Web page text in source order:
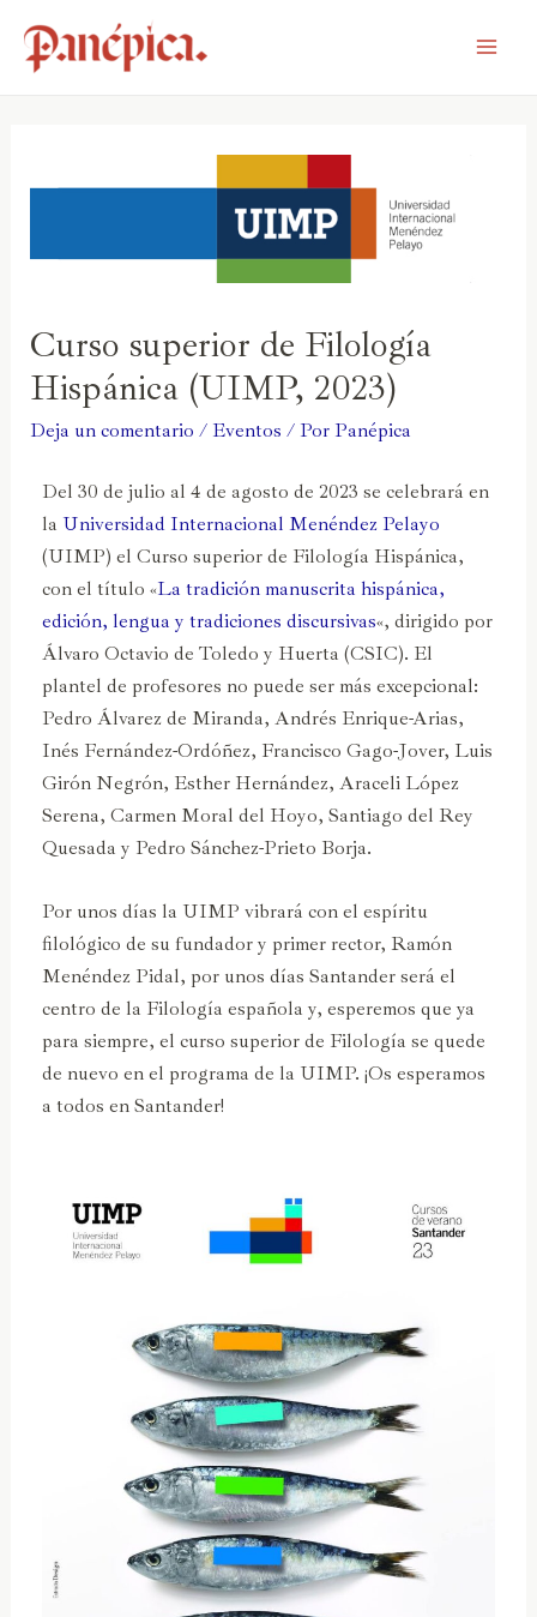
Curso superior de Filología
Hispánica (UIMP, 2023)
Deja un comentario / Eventos / Por Panépica
Del 30 de julio al 4 de agosto de 2023 se celebrará en
la Universidad Internacional Menéndez Pelayo
(UIMP) el Curso superior de Filología Hispánica,
con el título «La tradición manuscrita hispánica,
edición, lengua y tradiciones discursivas«, dirigido por
Álvaro Octavio de Toledo y Huerta (CSIC). El
plantel de profesores no puede ser más excepcional:
Pedro Álvarez de Miranda, Andrés Enrique-Arias,
Inés Fernández-Ordóñez, Francisco Gago-Jover, Luis
Girón Negrón, Esther Hernández, Araceli López
Serena, Carmen Moral del Hoyo, Santiago del Rey
Quesada y Pedro Sánchez-Prieto Borja.
Por unos días la UIMP vibrará con el espíritu
filológico de su fundador y primer rector, Ramón
Menéndez Pidal, por unos días Santander será el
centro de la Filología española y, esperemos que ya
para siempre, el curso superior de Filología se quede
de nuevo en el programa de la UIMP. ¡Os esperamos
a todos en Santander!